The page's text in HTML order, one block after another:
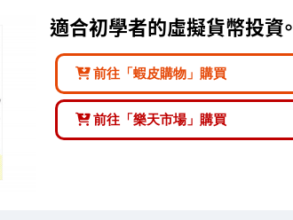
適合初學者的虛擬貨幣投資。
前往「蝦皮購物」購買
前往「樂天市場」購買